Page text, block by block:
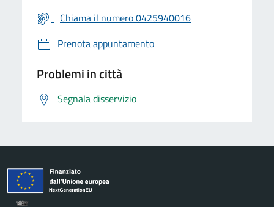
Chiama il numero 0425940016
Prenota appuntamento
Problemi in città
Segnala disservizio